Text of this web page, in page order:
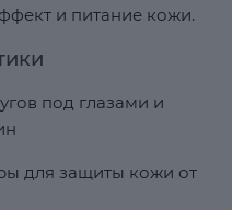
и питание кожи.
под глазами и
для защиты кожи от